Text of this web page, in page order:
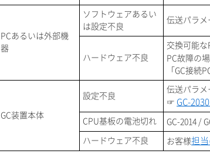
PCあるいは外部機
器
ソフトウェアあるい
は設定不良
伝送パラメ
ハードウェア不良
交換可能な
PC故障の
「GC接続
GC装置本体
設定不良
伝送パラメ
☞ GC-
CPU基板の電池切れ GC-2014 /
ハードウェア不良 お客様担